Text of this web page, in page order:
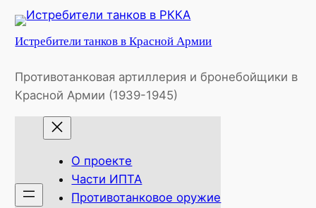
Перейти
содержимому
Истребители танков в Красной Армии
Противотанковая артиллерия и бронебойщики в
Красной Армии (1939-1945)
О проекте
Части ИПТА
Противотанковое оружие